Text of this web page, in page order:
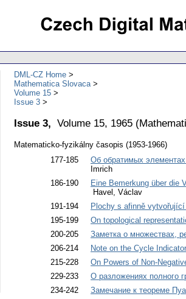
DML-CZ Home
Mathematica Slovaca
Volume 15
Issue 3
Issue 3, Volume 15, 1965 (
Matematicko-fyzikálny časopis (1953-1966)
177-185
Об обратимых
Imrich
186-190
Eine Bemerkung über die
Havel, Václav
191-194
Plochy s afinně
195-199
On topological
200-205
Заметка о множествах,
206-214
Note on the Cycle
215-228
On Powers of Non-
229-233
О разложениях полного
234-242
Замечание к теореме